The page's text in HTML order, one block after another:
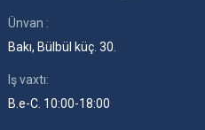
Ünvan :
Bakı, Bülbül küç. 30.
Iş vaxtı:
B.e-C. 10:00-18:00